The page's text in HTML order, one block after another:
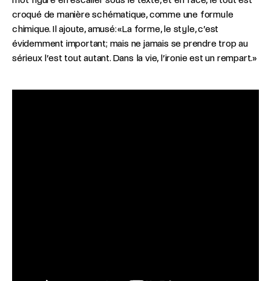
croqué de manière schématique, comme une formule
chimique. Il ajoute, amusé: «La forme, le style, c’est
évidemment important; mais ne jamais se prendre trop au
sérieux l’est tout autant. Dans la vie, l’ironie est un rempart.»